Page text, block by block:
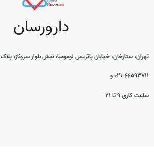
دارورسان
تهران، ستارخان، خیابان پاتریس لومومبا، نبش بلوار سروناز، پلاک 29، طبقه اول
۰۲۱-۶۶۵۹۳۷۱۱ و
ساعت کاری ۹ تا ۲۱